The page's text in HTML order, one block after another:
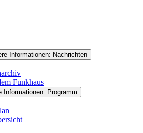
Informationen: Nachrichten
Funkhaus
Informationen: Programm